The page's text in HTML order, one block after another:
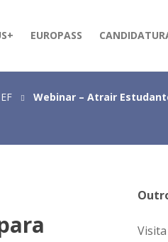
EUROPASS
Webinar – Atrair